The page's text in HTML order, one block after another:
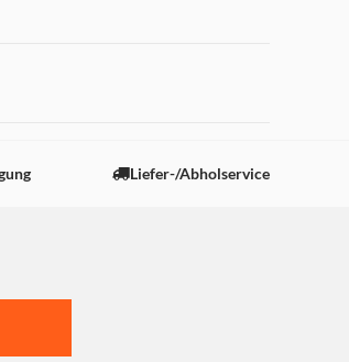
Liefer-/Abholservice